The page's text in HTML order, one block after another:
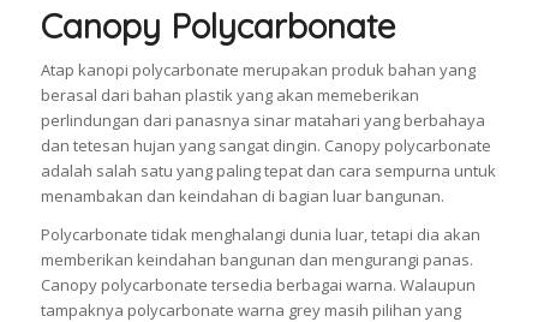
Canopy Polycarbonate
Atap kanopi polycarbonate merupakan produk bahan yang
berasal dari bahan plastik yang akan memeberikan
perlindungan dari panasnya sinar matahari yang berbahaya
dan tetesan hujan yang sangat dingin. Canopy polycarbonate
adalah salah satu yang paling tepat dan cara sempurna untuk
menambakan dan keindahan di bagian luar bangunan.
Polycarbonate tidak menghalangi dunia luar, tetapi dia akan
memberikan keindahan bangunan dan mengurangi panas.
Canopy polycarbonate tersedia berbagai warna. Walaupun
tampaknya polycarbonate warna grey masih pilihan yang